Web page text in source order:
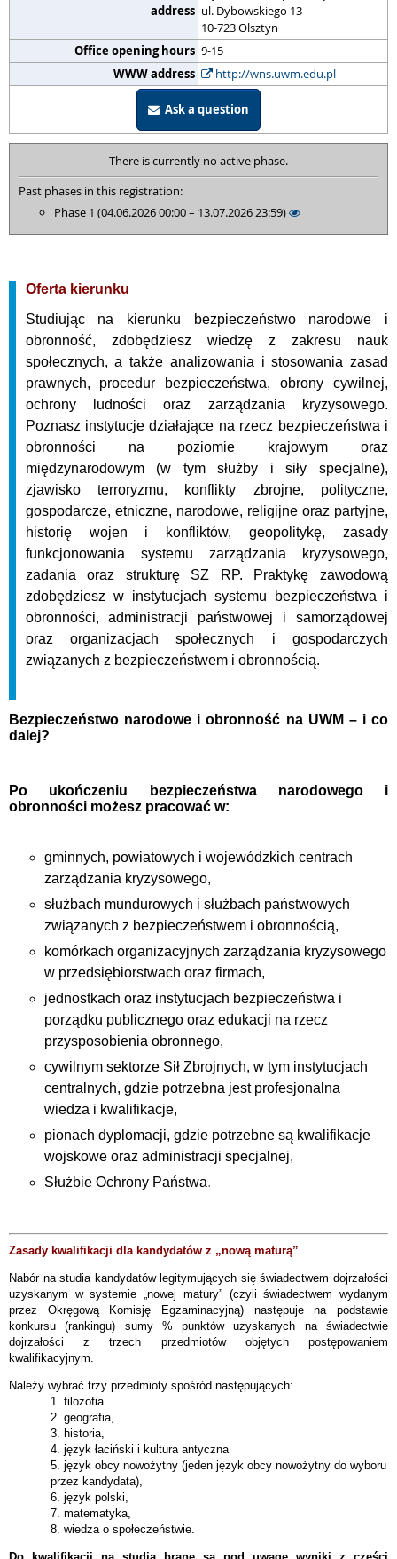
address ul. Dybowskiego 13
10-723 Olsztyn
Office opening hours 9-15
WWW address
http://wns.uwm.edu.pl
Ask a question
There is currently no active phase.
Past phases in this registration:
Phase 1 (04.06.2026 00:00 – 13.07.2026 23:59)
Oferta kierunku
Studiując na kierunku bezpieczeństwo narodowe i
obronność, zdobędziesz wiedzę z zakresu nauk
społecznych, a także analizowania i stosowania zasad
prawnych, procedur bezpieczeństwa, obrony cywilnej,
ochrony ludności oraz zarządzania kryzysowego.
Poznasz instytucje działające na rzecz bezpieczeństwa i
obronności na poziomie krajowym oraz
międzynarodowym (w tym służby i siły specjalne),
zjawisko terroryzmu, konflikty zbrojne, polityczne,
gospodarcze, etniczne, narodowe, religijne oraz partyjne,
historię wojen i konfliktów, geopolitykę, zasady
funkcjonowania systemu zarządzania kryzysowego,
zadania oraz strukturę SZ RP. Praktykę zawodową
zdobędziesz w instytucjach systemu bezpieczeństwa i
obronności, administracji państwowej i samorządowej
oraz organizacjach społecznych i gospodarczych
związanych z bezpieczeństwem i obronnością.
Bezpieczeństwo narodowe i obronność na UWM – i co
dalej?
Po ukończeniu bezpieczeństwa narodowego i
obronności możesz pracować w:
gminnych, powiatowych i wojewódzkich centrach
zarządzania kryzysowego,
służbach mundurowych i służbach państwowych
związanych z bezpieczeństwem i obronnością,
komórkach organizacyjnych zarządzania kryzysowego
w przedsiębiorstwach oraz firmach,
jednostkach oraz instytucjach bezpieczeństwa i
porządku publicznego oraz edukacji na rzecz
przysposobienia obronnego,
cywilnym sektorze Sił Zbrojnych, w tym instytucjach
centralnych, gdzie potrzebna jest profesjonalna
wiedza i kwalifikacje,
pionach dyplomacji, gdzie potrzebne są kwalifikacje
wojskowe oraz administracji specjalnej,
Służbie Ochrony Państwa.
Zasady kwalifikacji dla kandydatów z „nową maturą”
Nabór na studia kandydatów legitymujących się świadectwem dojrzałości
uzyskanym w systemie „nowej matury” (czyli świadectwem wydanym
przez Okręgową Komisję Egzaminacyjną) następuje na podstawie
konkursu (rankingu) sumy % punktów uzyskanych na świadectwie
dojrzałości z trzech przedmiotów objętych postępowaniem
kwalifikacyjnym.
Należy wybrać trzy przedmioty spośród następujących:
1. filozofia
2. geografia,
3. historia,
4. język łaciński i kultura antyczna
5. język obcy nowożytny (jeden język obcy nowożytny do wyboru
przez kandydata),
6. język polski,
7. matematyka,
8. wiedza o społeczeństwie.